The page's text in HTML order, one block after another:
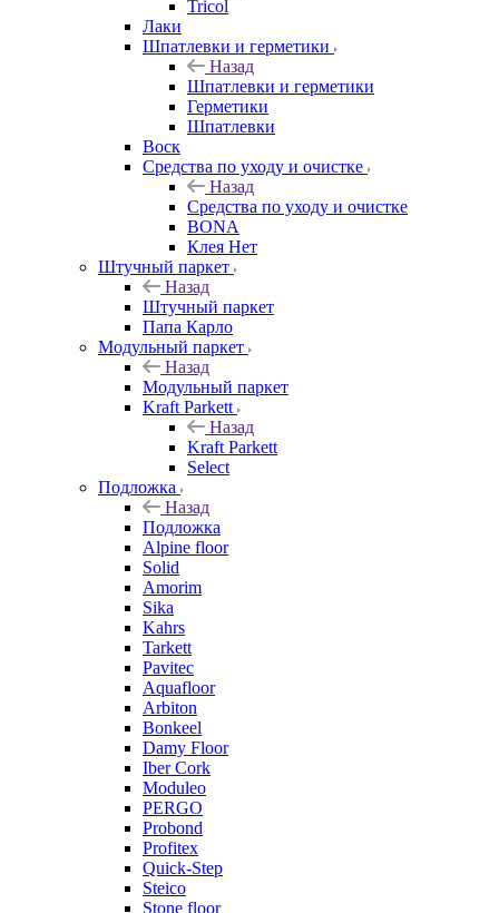
Tricol
Лаки
Шпатлевки и герметики
Назад
Шпатлевки и герметики
Герметики
Шпатлевки
Воск
Средства по уходу и очистке
Назад
Средства по уходу и очистке
BONA
Клея Нет
Штучный паркет
Назад
Штучный паркет
Папа Карло
Модульный паркет
Назад
Модульный паркет
Kraft Parkett
Назад
Kraft Parkett
Select
Подложка
Назад
Подложка
Alpine floor
Solid
Amorim
Sika
Kahrs
Tarkett
Pavitec
Aquafloor
Arbiton
Bonkeel
Damy Floor
Iber Cork
Moduleo
PERGO
Probond
Profitex
Quick-Step
Steico
Stone floor